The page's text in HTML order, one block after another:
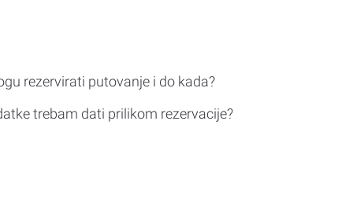
rezervirati putovanje i do kada?
trebam dati prilikom rezervacije?